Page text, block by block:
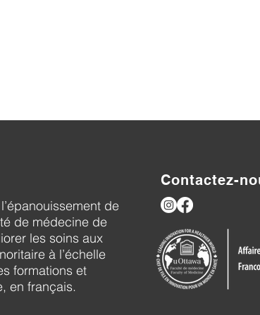
de
de médecine de
les soins aux
à l’échelle
formations et
en français.
Contactez-